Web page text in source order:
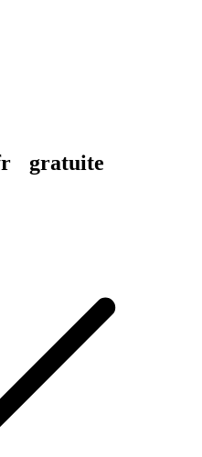
gratuite